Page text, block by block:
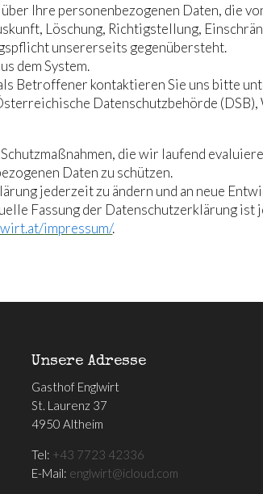
Ihre personenbezogenen Daten, die
Löschung, Richtigstellung,
unsererseits gegenübersteht.
dem System.
Betroffener kontaktieren Sie uns bitte
Datenschutzbehörde
die wir laufend
Daten zu schützen.
jederzeit zu ändern und an neue
Fassung der Datenschutzerklärung
impressum/.
Unsere Adresse
Gasthof Englwirt
St. Laurenz 37
4950 Altheim
Tel: +43 7723 42336
E-Mail: englwirt@icloud.com